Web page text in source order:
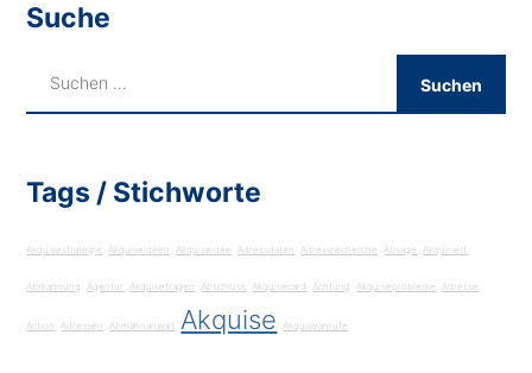
Suche
Tags / Stichworte
Akquisestrategie Akquiseideen Akquiseidee Adressdaten Adressrecherche Absage Akquiriert
Abmahnung Agentur Akquisefragen Abschluss Akquisecard Achtung Akquiseprobleme Adresse
Action Adressen Abmahnanwalt Akquise Akquiseanrufe